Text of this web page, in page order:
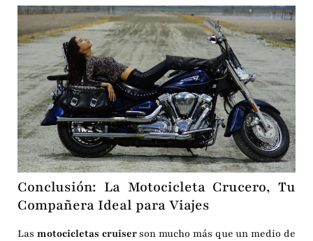
Conclusión: La Motocicleta Crucero, Tu
Compañera Ideal para Viajes
Las motocicletas cruiserson mucho más que un medio de